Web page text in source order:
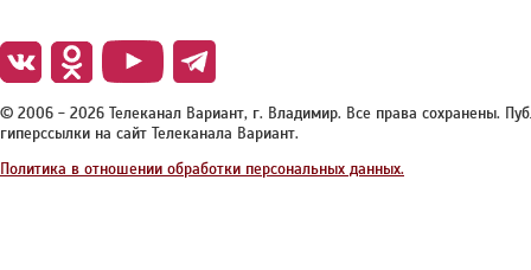
© 2006 - 2026 Телеканал Вариант, г. Владимир. Все права сохранены.
гиперссылки на сайт Телеканала Вариант.
Политика в отношении обработки персональных данных.